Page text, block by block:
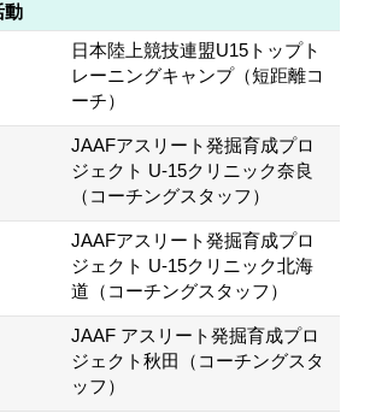
動
日本陸上競技連盟U15トップト
レーニングキャンプ（短距離コ
ーチ）
JAAFアスリート発掘育成プロ
ジェクト U-15クリニック奈良
（コーチングスタッフ）
JAAFアスリート発掘育成プロ
ジェクト U-15クリニック北海
道（コーチングスタッフ）
JAAF アスリート発掘育成プロ
ジェクト秋田（コーチングスタ
ッフ）